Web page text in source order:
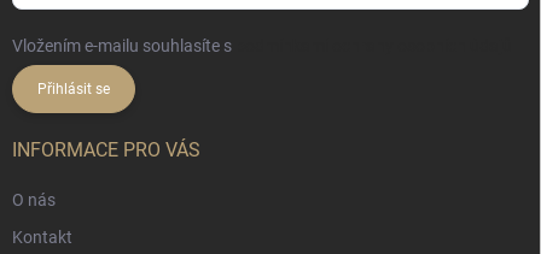
Vložením e-mailu souhlasíte s
Přihlásit se
INFORMACE PRO VÁS
O nás
Kontakt